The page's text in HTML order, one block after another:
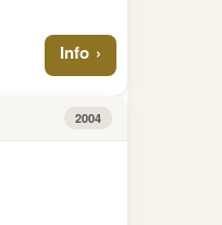
Info
2004